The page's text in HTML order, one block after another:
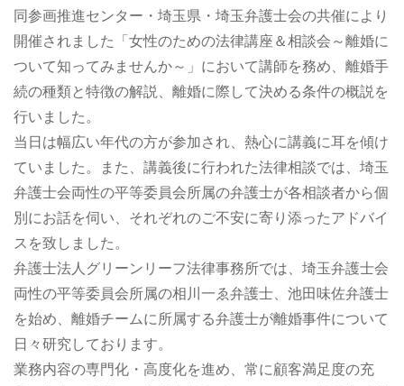
同参画推進センター・埼玉県・埼玉弁護士会の共催により
開催されました「女性のための法律講座＆相談会～離婚に
ついて知ってみませんか～」において講師を務め、離婚手
続の種類と特徴の解説、離婚に際して決める条件の概説を
行いました。
当日は幅広い年代の方が参加され、熱心に講義に耳を傾け
ていました。また、講義後に行われた法律相談では、埼玉
弁護士会両性の平等委員会所属の弁護士が各相談者から個
別にお話を伺い、それぞれのご不安に寄り添ったアドバイ
スを致しました。
弁護士法人グリーンリーフ法律事務所では、埼玉弁護士会
両性の平等委員会所属の相川一ゑ弁護士、池田味佐弁護士
を始め、離婚チームに所属する弁護士が離婚事件について
日々研究しております。
業務内容の専門化・高度化を進め、常に顧客満足度の充